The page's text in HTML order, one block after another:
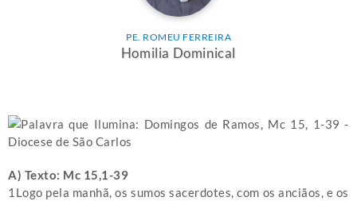
PE. ROMEU FERREIRA
Homilia Dominical
A) Texto: Mc 15,1-39
1Logo pela manhã, os sumos sacerdotes, com os anciãos, e os